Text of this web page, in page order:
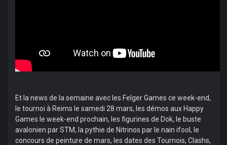
Et la news de la semaine avec les Felger Games ce week-end,
le tournoi à Reims le samedi 28 mars, les démos aux Happy
Games le week-end prochain, les figurines de Dok, le buste
avalonien par STM, la pythie de Nitrinos par le nain ifool, le
concours de peinture de mars, les dates des Tournois, Clashs,